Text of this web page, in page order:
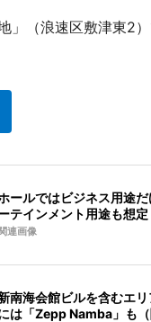
」（浪速区敷津東2
ールではビジネス用途
テインメント用途も想定
連画像
南海会館ビルを含むエ
は「Zepp Namba」も（